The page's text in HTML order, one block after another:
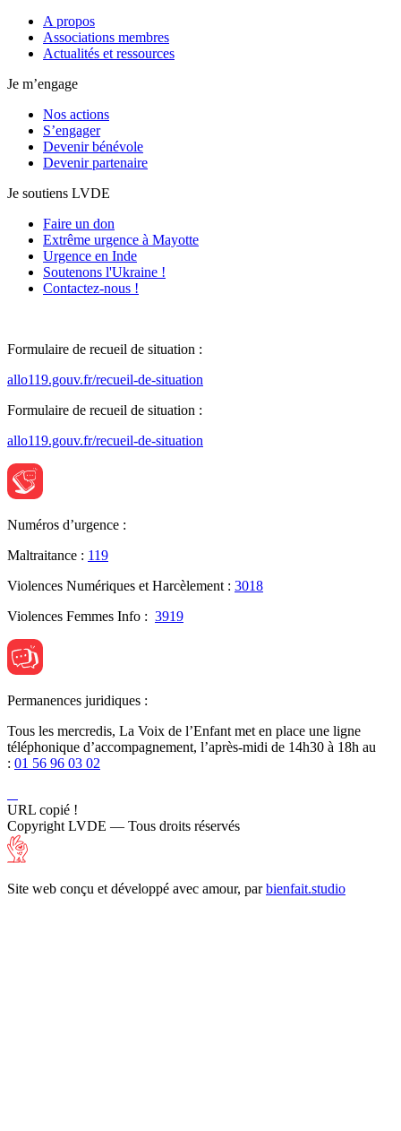
A propos
Associations membres
Actualités et ressources
Je m’engage
Nos actions
S’engager
Devenir bénévole
Devenir partenaire
Je soutiens LVDE
Faire un don
Extrême urgence à Mayotte
Urgence en Inde
Soutenons l'Ukraine !
Contactez-nous !
Formulaire de recueil de situation :
allo119.gouv.fr/recueil-de-situation
Formulaire de recueil de situation :
allo119.gouv.fr/recueil-de-situation
Numéros d’urgence :
Maltraitance : 119
Violences Numériques et Harcèlement : 3018
Violences Femmes Info : 3919
Permanences juridiques :
Tous les mercredis, La Voix de l’Enfant met en place une ligne
téléphonique d’accompagnement, l’après-midi de 14h30 à 18h au
: 01 56 96 03 02
URL copié !
Copyright LVDE — Tous droits réservés
Site web conçu et développé avec amour, parbienfait.studio